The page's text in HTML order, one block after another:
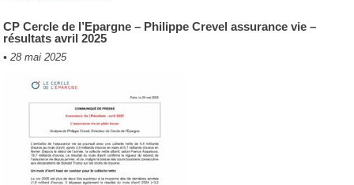
CP Cercle de l’Epargne – Philippe Crevel assurance vie –
résultats avril 2025
• 28 mai 2025